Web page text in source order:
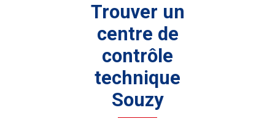
Trouver un
centre de
contrôle
technique
Souzy